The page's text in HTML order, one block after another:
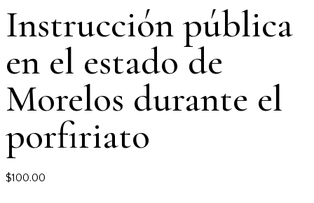
Instrucción pública
en el estado de
Morelos durante el
porfiriato
$100.00